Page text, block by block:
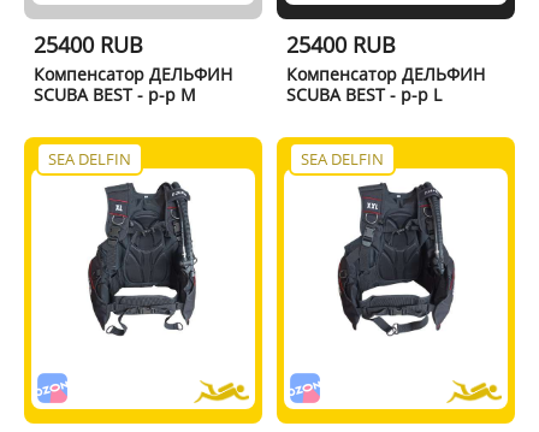
25400 RUB
Компенсатор ДЕЛЬФИН
SCUBA BEST - р-р M
25400 RUB
Компенсатор ДЕЛЬФИН
SCUBA BEST - р-р L
SEA DELFIN SEA DELFIN